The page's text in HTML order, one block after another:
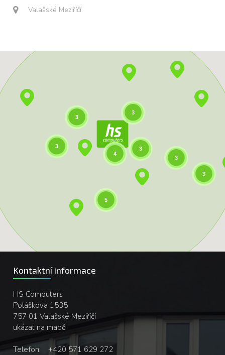
Valašské Meziříčí
3
4
3
3
3
5
3
3
Kontaktní informace
HS Computers
Poláškova 1535
757 01 Valašské Meziříčí
ukázat na mapě
Telefon:
+420 571 629 272